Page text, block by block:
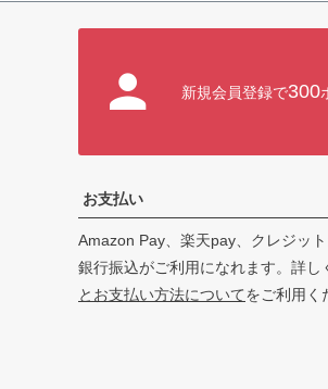
新規会員登録で300
お支払い
Amazon Pay、楽天pay、クレジット
銀行振込がご利用になれます。詳し
とお支払い方法についてをご利用く